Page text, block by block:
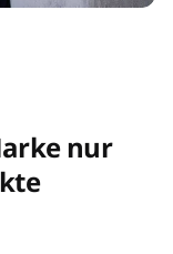
nur